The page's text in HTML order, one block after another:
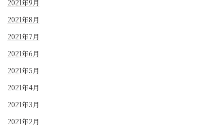
2021年9月
2021年8月
2021年7月
2021年6月
2021年5月
2021年4月
2021年3月
2021年2月